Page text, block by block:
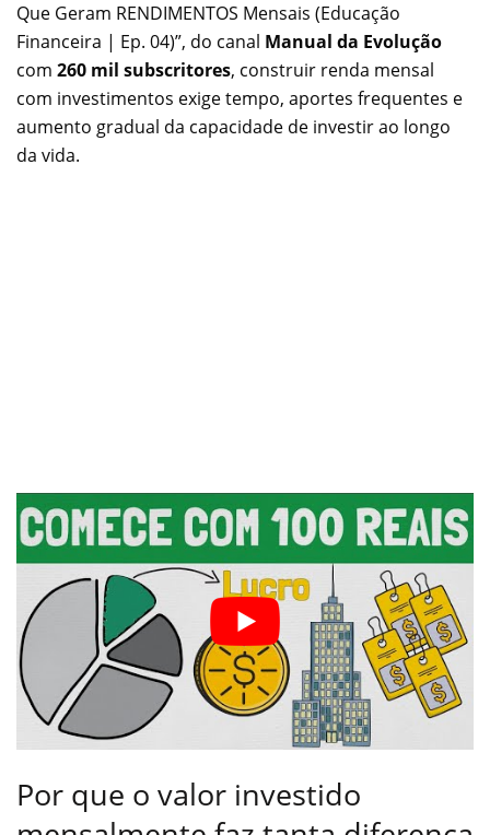
Que Geram RENDIMENTOS Mensais (Educação
Financeira | Ep. 04)”, do canal Manual da Evolução
com 260 mil subscritores, construir renda mensal
com investimentos exige tempo, aportes frequentes e
aumento gradual da capacidade de investir ao longo
da vida.
Por que o valor investido